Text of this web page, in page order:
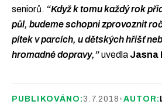
seniorů. “Když k tomu každý rok
půl, budeme schopni zprovoznit
pítek v parcích, u dětských hřišť
hromadné dopravy,”uvedla Jasna
PUBLIKOVÁNO:3.7.2018 • AUTOR: